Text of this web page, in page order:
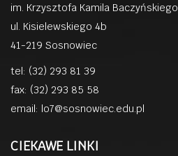
im. Krzysztofa Kamila Baczyńskiego
ul. Kisielewskiego 4b
41-219 Sosnowiec
tel: (32) 293 81 39
fax: (32) 293 85 58
email: lo7@sosnowiec.edu.pl
CIEKAWE LINKI